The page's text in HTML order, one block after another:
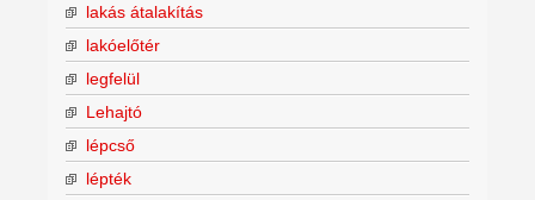
lakás átalakítás
lakóelőtér
legfelül
Lehajtó
lépcső
lépték